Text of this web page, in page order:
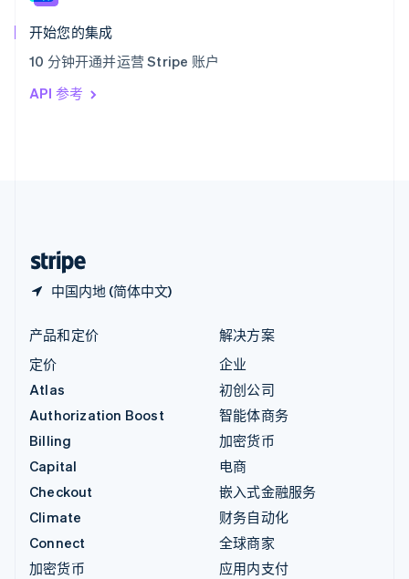
开始您的集成
10 分钟开通并运营 Stripe 账户
API 参考
中国内地 (简体中文)
匈牙利
English
ItalianoEnglish
印度
English
产品和定价
定价
Atlas
Authorization Boost
Billing
Capital
Checkout
Climate
Connect
加密货币
解决方案
企业
初创公司
智能体商务
加密货币
电商
嵌入式金融服务
财务自动化
全球商家
应用内支付